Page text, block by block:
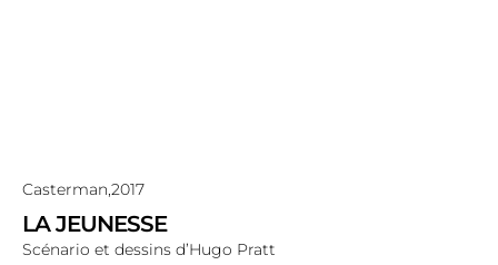
Casterman,2017
LA JEUNESSE
Scénario et dessins d’Hugo Pratt